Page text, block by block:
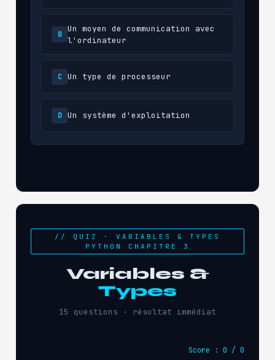
B
Un moyen de communication avec
l'ordinateur
C Un type de processeur
D Un système d'exploitation
// QUIZ · VARIABLES & TYPES
PYTHON CHAPITRE 3
Variables &
Types
15 questions · résultat immédiat
Score : 0 / 0